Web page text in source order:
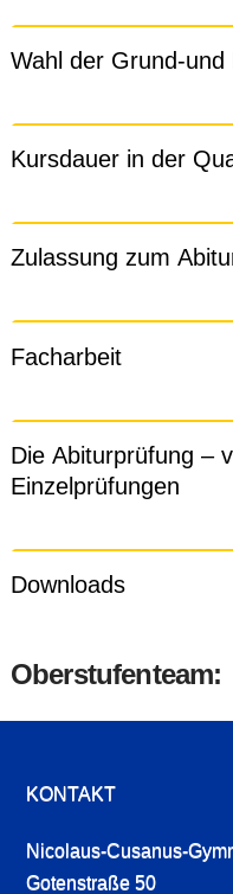
Wahl der Grund-und
Kursdauer in der
Zulassung zum
Facharbeit
Die Abiturprüfung –
Einzelprüfungen
Downloads
Oberstufenteam:
KONTAKT
Nicolaus-Cusanus-
Gotenstraße 50